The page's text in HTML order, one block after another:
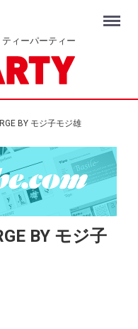
ィーパーティー
Menu
BY モジ子モジ雄
BY モジ子